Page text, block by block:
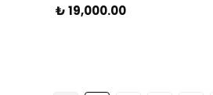
₺ 19,000.00